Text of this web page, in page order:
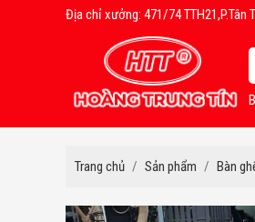
Địa chỉ xưởng: 471/74 TTH21,P.Tân
Trang chủ Sản phẩm Bàn